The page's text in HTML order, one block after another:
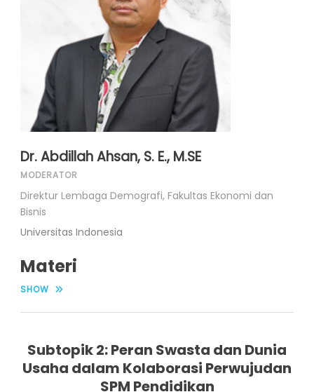
Dr. Abdillah Ahsan, S. E., M.SE
MODERATOR
Direktur Lembaga Demografi, Fakultas Ekonomi dan
Bisnis
Universitas Indonesia
Materi
SHOW
Subtopik 2: Peran Swasta dan Dunia
Usaha dalam Kolaborasi Perwujudan
SPM Pendidikan